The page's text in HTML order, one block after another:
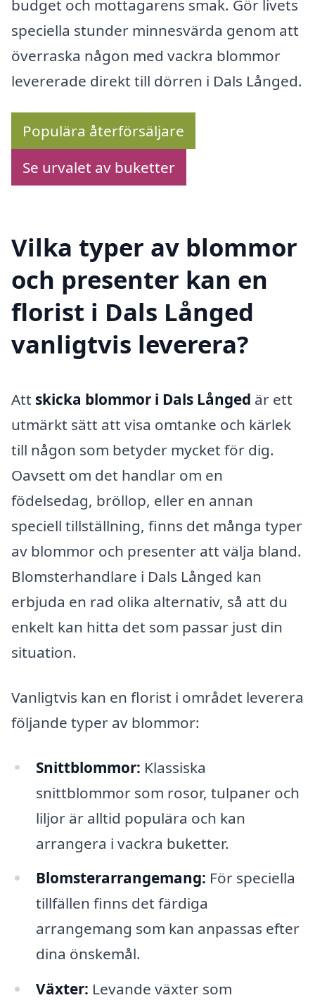
budget och mottagarens smak. Gör livets
speciella stunder minnesvärda genom att
överraska någon med vackra blommor
levererade direkt till dörren i Dals Långed.
Populära återförsäljare
Se urvalet av buketter
Vilka typer av blommor
och presenter kan en
florist i Dals Långed
vanligtvis leverera?
Att skicka blommor i Dals Långed är ett
utmärkt sätt att visa omtanke och kärlek
till någon som betyder mycket för dig.
Oavsett om det handlar om en
födelsedag, bröllop, eller en annan
speciell tillställning, finns det många typer
av blommor och presenter att välja bland.
Blomsterhandlare i Dals Långed kan
erbjuda en rad olika alternativ, så att du
enkelt kan hitta det som passar just din
situation.
Vanligtvis kan en florist i området leverera
följande typer av blommor:
Snittblommor: Klassiska
snittblommor som rosor, tulpaner och
liljor är alltid populära och kan
arrangera i vackra buketter.
Blomsterarrangemang: För speciella
tillfällen finns det färdiga
arrangemang som kan anpassas efter
dina önskemål.
Växter: Levande växter som